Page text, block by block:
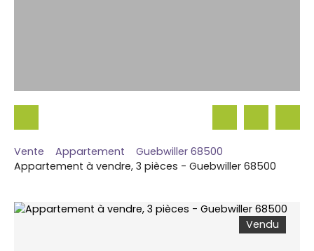
Vente Appartement
Guebwiller 68500
Appartement à vendre, 3 pièces - Guebwiller 68500
Vendu